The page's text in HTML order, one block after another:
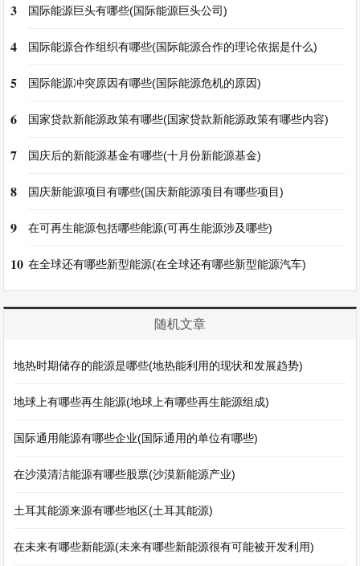
3 国际能源巨头有哪些(国际能源巨头公司)
4 国际能源合作组织有哪些(国际能源合作的理论依据是什么)
5 国际能源冲突原因有哪些(国际能源危机的原因)
6 国家贷款新能源政策有哪些(国家贷款新能源政策有哪些内容)
7 国庆后的新能源基金有哪些(十月份新能源基金)
8 国庆新能源项目有哪些(国庆新能源项目有哪些项目)
9 在可再生能源包括哪些能源(可再生能源涉及哪些)
10 在全球还有哪些新型能源(在全球还有哪些新型能源汽车)
随机文章
地热时期储存的能源是哪些(地热能利用的现状和发展趋势)
地球上有哪些再生能源(地球上有哪些再生能源组成)
国际通用能源有哪些企业(国际通用的单位有哪些)
在沙漠清洁能源有哪些股票(沙漠新能源产业)
土耳其能源来源有哪些地区(土耳其能源)
在未来有哪些新能源(未来有哪些新能源很有可能被开发利用)